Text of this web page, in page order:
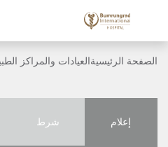
الصفحة الرئيسيةالعيادات والمراكز
إعلام شرط